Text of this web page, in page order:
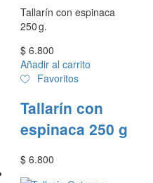
Tallarín con espinaca
250 g.
$ 6.800
Añadir al carrito
Favoritos
Tallarín con
espinaca 250 g
$ 6.800